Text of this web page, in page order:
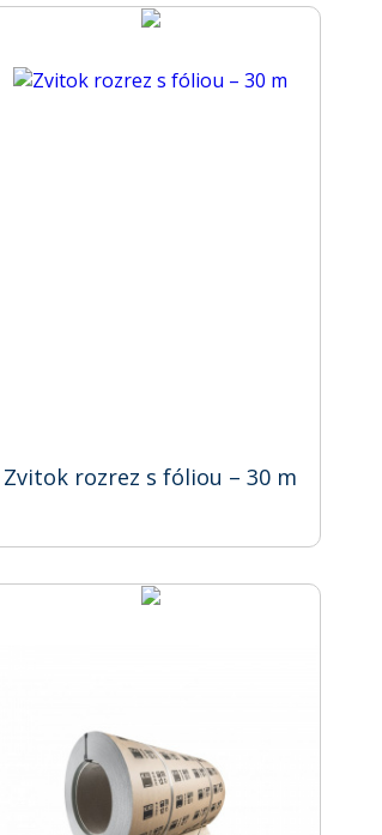
Zvitok rozrez s fóliou – 30 m